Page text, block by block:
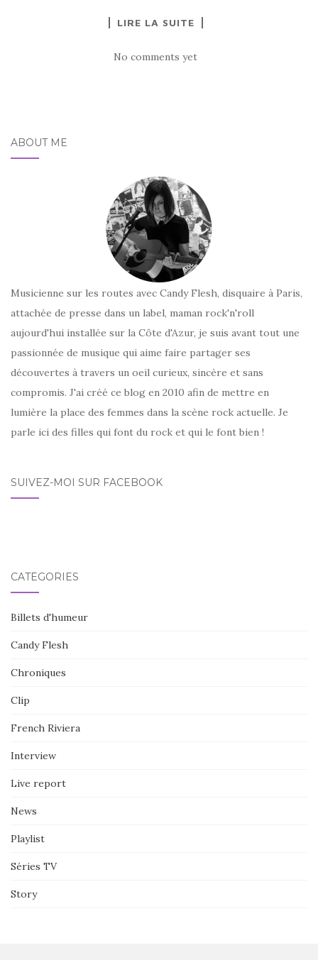
LIRE LA SUITE
No comments yet
ABOUT ME
Musicienne sur les routes avec Candy Flesh, disquaire à Paris,
attachée de presse dans un label, maman rock'n'roll
aujourd'hui installée sur la Côte d'Azur, je suis avant tout une
passionnée de musique qui aime faire partager ses
découvertes à travers un oeil curieux, sincère et sans
compromis. J'ai créé ce blog en 2010 afin de mettre en
lumière la place des femmes dans la scène rock actuelle. Je
parle ici des filles qui font du rock et qui le font bien !
SUIVEZ-MOI SUR FACEBOOK
CATÉGORIES
Billets d'humeur
Candy Flesh
Chroniques
Clip
French Riviera
Interview
Live report
News
Playlist
Séries TV
Story